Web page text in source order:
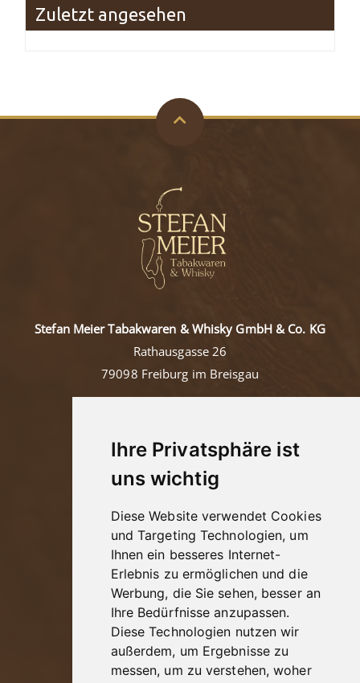
Ihre Privatsphäre ist
uns wichtig
Diese Website verwendet Cookies
und Targeting Technologien, um
Ihnen ein besseres Internet-
Erlebnis zu ermöglichen und die
Werbung, die Sie sehen, besser an
Ihre Bedürfnisse anzupassen.
Diese Technologien nutzen wir
außerdem, um Ergebnisse zu
messen, um zu verstehen, woher
Zuletzt angesehen
Stefan Meier Tabakwaren & Whisky GmbH & Co. KG
Rathausgasse 26
79098 Freiburg im Breisgau
Mail:
contact@tabakmeier.com
Kontakt
Impressum
Datenschutz
AGB
Jugendschutz
Widerrufsbelehrung
Vertrag widerrufen
Versand & Zahlung